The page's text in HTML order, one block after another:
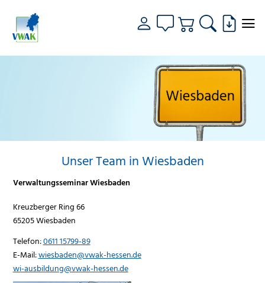
Unser Team in Wiesbaden
Verwaltungsseminar Wiesbaden
Kreuzberger Ring 66
65205 Wiesbaden
Telefon:0611 15799-89
E-Mail:wiesbaden@vwak-hessen.de
wi-ausbildung@vwak-hessen.de